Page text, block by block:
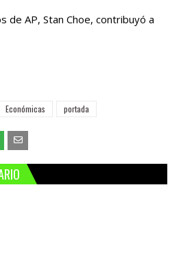
de AP, Stan Choe, contribuyó a
Económicas portada